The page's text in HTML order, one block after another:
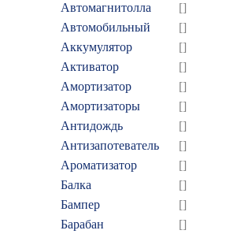
Автомагнитолла
[]
Автомобильный
[]
Аккумулятор
[]
Активатор
[]
Амортизатор
[]
Амортизаторы
[]
Антидождь
[]
Антизапотеватель
[]
Ароматизатор
[]
Балка
[]
Бампер
[]
Барабан
[]